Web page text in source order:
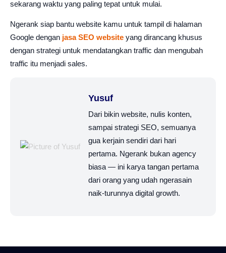
sekarang waktu yang paling tepat untuk mulai.
Ngerank siap bantu website kamu untuk tampil di halaman
Google dengan jasa SEO website yang dirancang khusus
dengan strategi untuk mendatangkan traffic dan mengubah
traffic itu menjadi sales.
Yusuf
Dari bikin website, nulis konten,
sampai strategi SEO, semuanya
gua kerjain sendiri dari hari
pertama. Ngerank bukan agency
biasa — ini karya tangan pertama
dari orang yang udah ngerasain
naik-turunnya digital growth.